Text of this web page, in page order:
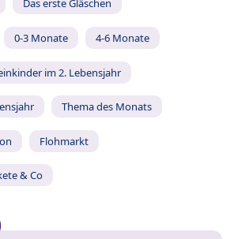
Das erste Gläschen
0-3 Monate 4-6 Monate
im 2. Lebensjahr
Thema des Monats
Flohmarkt
& Co